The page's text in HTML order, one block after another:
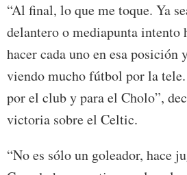
“Al final, lo que me toque. Ya
delantero o mediapunta intento
hacer cada uno en esa posición
viendo mucho fútbol por la
por el club y para el Cholo”,
victoria sobre el Celtic.
“No es sólo un goleador, hace